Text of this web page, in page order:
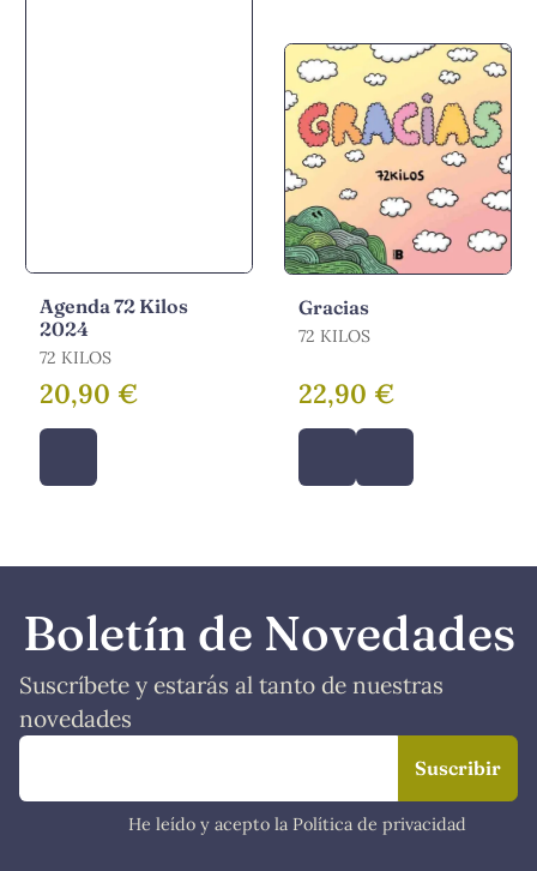
Agenda 72 Kilos
2024
72 KILOS
20,90 €
Gracias
72 KILOS
22,90 €
Boletín de Novedades
Suscríbete y estarás al tanto de nuestras
novedades
He leído y acepto la Política de privacidad